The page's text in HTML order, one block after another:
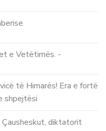
e Vetëtimës. -
të Himarës! Era e fortë
shpejtësi
diktatorit